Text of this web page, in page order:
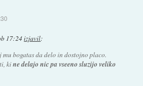
17:24izjavil:
bogatas da delo in dostojno placo.
kine delajo nic pa vseeno sluzijo veliko